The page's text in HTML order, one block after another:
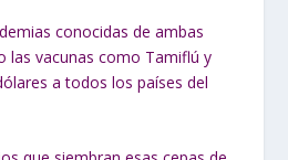
conocidas de ambas
las vacunas como Tamiflú y
a todos los países del